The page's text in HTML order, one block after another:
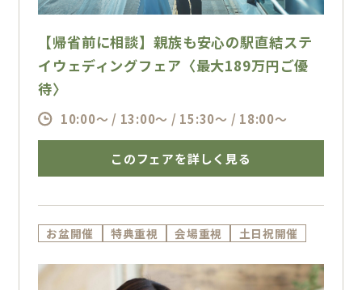
【帰省前に相談】親族も安心の駅直結ステ
イウェディングフェア〈最大189万円ご優
待〉
10:00～ / 13:00～ / 15:30～ / 18:00～
このフェアを詳しく見る
お盆開催 特典重視 会場重視 土日祝開催